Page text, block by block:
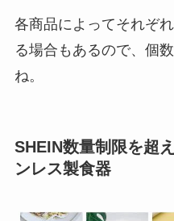
各商品によってそれぞ
る場合もあるので、個
ね。
SHEIN数量制限を超
ンレス製食器